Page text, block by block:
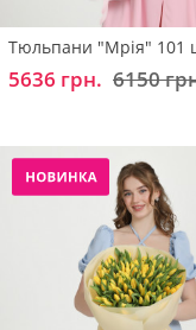
Тюльпани "Мрія" 101
5636 грн. 6150